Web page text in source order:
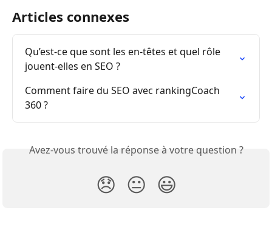
Articles connexes
Qu’est-ce que sont les en-têtes et quel rôle
jouent-elles en SEO ?
Comment faire du SEO avec rankingCoach
360 ?
Avez-vous trouvé la réponse à votre question ?
😞 😐 😃